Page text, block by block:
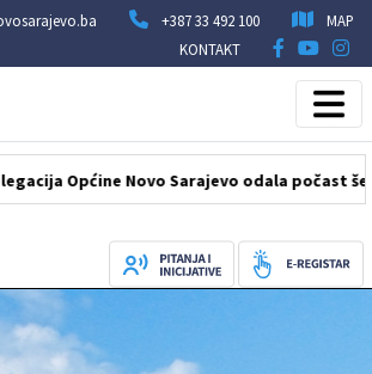
+387 33 492 100
MAP
KONTAKT
Novo Sarajevo odala počast šehidima